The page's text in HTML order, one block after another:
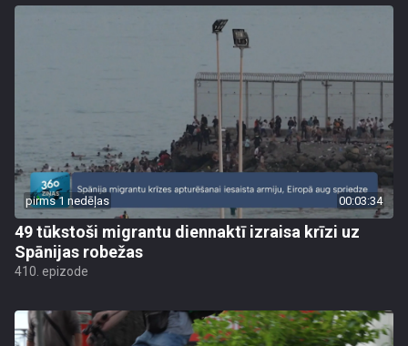
pirms 1 nedēļas 00:03:34
49 tūkstoši migrantu diennaktī izraisa krīzi uz
Spānijas robežas
410. epizode